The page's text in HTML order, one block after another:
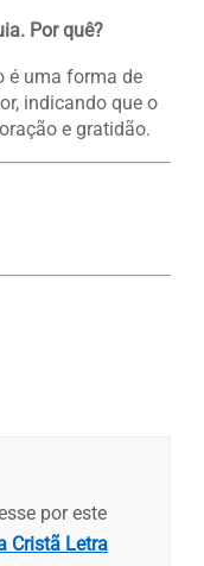
Por quê?
é uma forma de
indicando que o
e gratidão.
por este
Cristã Letra